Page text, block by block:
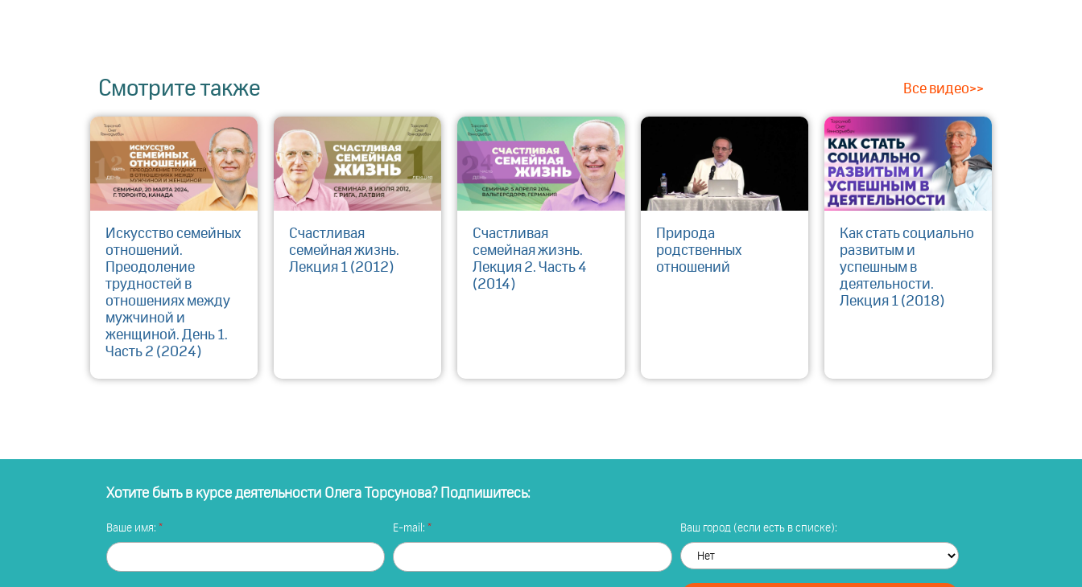
Смотрите также Все видео>>
Искусство семейных
отношений.
Преодоление
трудностей в
отношениях между
мужчиной и
женщиной. День 1.
Часть 2 (2024)
Счастливая
семейная жизнь.
Лекция 1 (2012)
Счастливая
семейная жизнь.
Лекция 2. Часть 4
(2014)
Природа
родственных
отношений
Как стать социально
развитым и
успешным в
деятельности.
Лекция 1 (2018)
Хотите быть в курсе деятельности Олега Торсунова? Подпишитесь:
Ваше имя: E-mail: Ваш город (если есть в списке):